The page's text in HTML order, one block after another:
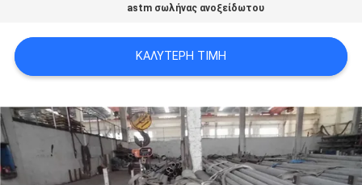
NEWS
PRIVACY
POLICY
astm σωλήνας ανοξείδωτου
ΚΑΛΎΤΕΡΗ ΤΙΜΉ